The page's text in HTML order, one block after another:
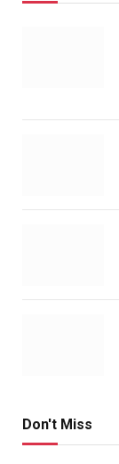
Don't Miss